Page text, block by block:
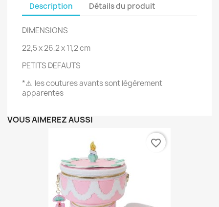
Description Détails du produit
DIMENSIONS
22,5 x 26,2 x 11,2 cm
PETITS DEFAUTS
*⚠ les coutures avants sont légèrement
apparentes
VOUS AIMEREZ AUSSI
favorite_border